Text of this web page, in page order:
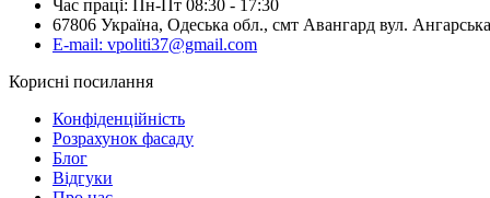
Час праці: Пн-Пт 08:30 - 17:30
67806 Україна, Одеська обл., смт Авангард вул.
E-mail: vpoliti37@gmail.com
Корисні посилання
Конфіденційність
Розрахунок фасаду
Блог
Відгуки